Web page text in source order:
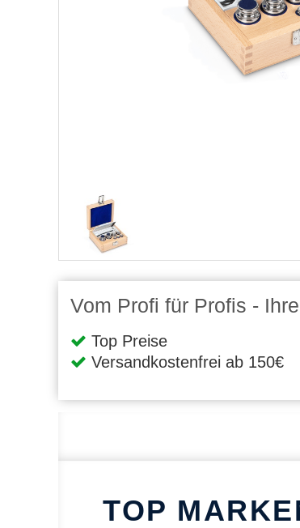
Vom Profi für Profis -
Top Preise
Versandkostenfrei ab 150€
TOP